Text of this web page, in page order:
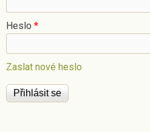
Heslo *
Zaslat nové heslo